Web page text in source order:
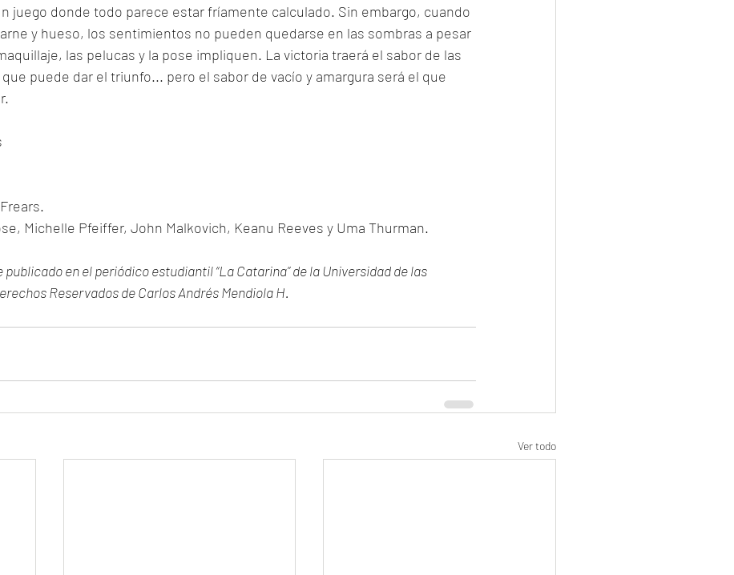
juego donde todo parece estar fríamente calculado. Sin embargo, cuando
y hueso, los sentimientos no pueden quedarse en las sombras a pesar
las pelucas y la pose impliquen. La victoria traerá el sabor de las
puede dar el triunfo... pero el sabor de vacío y amargura será el que
Michelle Pfeiffer, John Malkovich, Keanu Reeves y Uma Thurman.
en el periódico estudiantil “La Catarina” de la Universidad de las
Reservados de Carlos Andrés Mendiola H.
Ver todo